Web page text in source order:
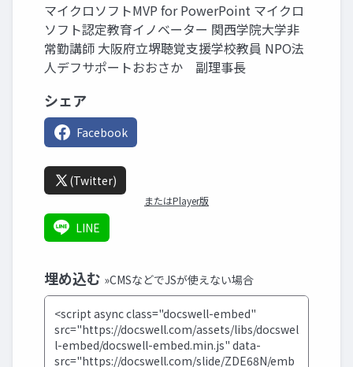
マイクロソフトMVP for PowerPoint マイクロ
ソフト認定教育イノベーター 関西学院大学非
常勤講師 大阪府立堺聴覚支援学校教員 NPO法
人デフサポートおおさか 副理事長
シェア
Facebook
(Twitter)
またはPlayer版
LINE
埋め込む »CMSなどでJSが使えない場合